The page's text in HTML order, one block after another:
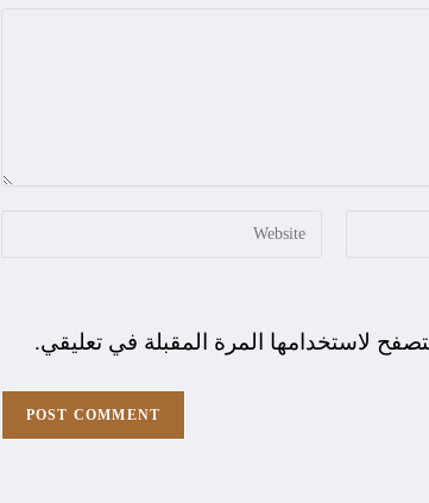
لاستخدامها المرة المقبلة في تعليقي.